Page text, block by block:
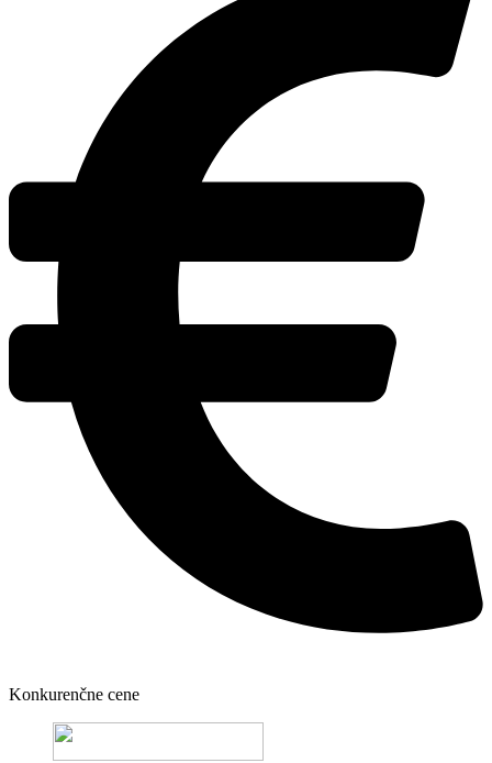
Konkurenčne cene